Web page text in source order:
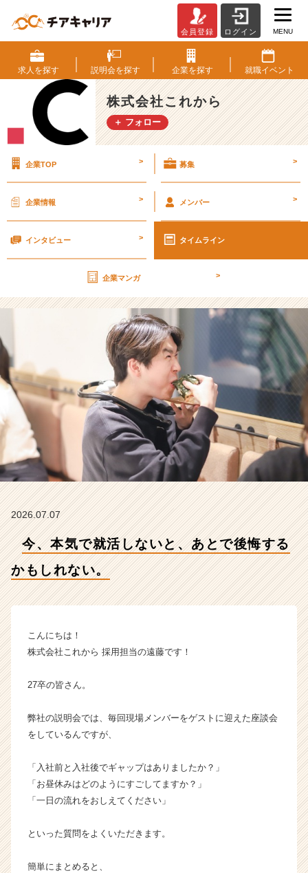
本
気
で
就
活
し
あ
後
か
も
し
れ
な
い。
【株
式
会
社
こ
れ
か
ら
の
ラ
イ
ー・
業
カ
ウ
ト
届
会員登録 ログイン MENU
求人を探す 説明会を探す 企業を探す 就職イベント
株式会社これから
＋ フォロー
企業TOP > 募集 >
企業情報 > メンバー >
インタビュー > タイムライン
企業マンガ >
2026.07.07
今、本気で就活しないと、あとで後悔する
かもしれない。
こんにちは！
株式会社これから 採用担当の遠藤です！
27卒の皆さん。
弊社の説明会では、毎回現場メンバーをゲストに迎えた座談会
をしているんですが、
「入社前と入社後でギャップはありましたか？」
「お昼休みはどのようにすごしてますか？」
「一日の流れをおしえてください」
といった質問をよくいただきます。
簡単にまとめると、